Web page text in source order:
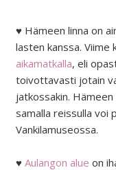
♥ Hämeen linna on
lasten kanssa. Viime
aikamatkalla, eli
toivottavasti jotain
jatkossakin.
samalla reissulla voi
Vankilamuseossa.
♥ Aulangon alue on